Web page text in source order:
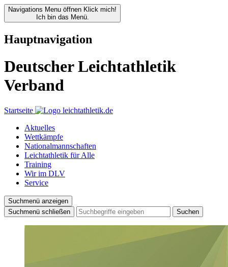
Navigations Menu öffnen Klick mich!
Ich bin das Menü.
Hauptnavigation
Deutscher Leichtathletik
Verband
Startseite
Aktuelles
Wettkämpfe
Nationalmannschaften
Leichtathletik für Alle
Training
Wir im DLV
Service
Suchmenü anzeigen
Suchmenü schließen
Suchen